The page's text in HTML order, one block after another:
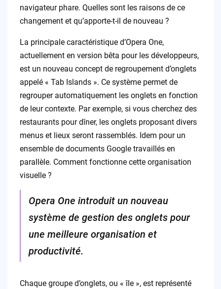
navigateur phare. Quelles sont les raisons de ce
changement et qu’apporte-t-il de nouveau ?
La principale caractéristique d’Opera One,
actuellement en version bêta pour les développeurs,
est un nouveau concept de regroupement d’onglets
appelé « Tab Islands ». Ce système permet de
regrouper automatiquement les onglets en fonction
de leur contexte. Par exemple, si vous cherchez des
restaurants pour dîner, les onglets proposant divers
menus et lieux seront rassemblés. Idem pour un
ensemble de documents Google travaillés en
parallèle. Comment fonctionne cette organisation
visuelle ?
Opera One introduit un nouveau
système de gestion des onglets pour
une meilleure organisation et
productivité.
Chaque groupe d’onglets, ou « île », est représenté